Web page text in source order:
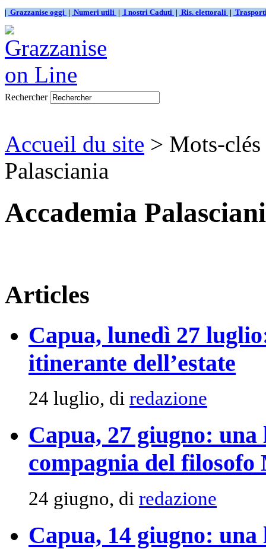
| Grazzanise oggi | Numeri utili | I nostri Caduti | Ris. elettorali |
Rechercher
Accueil du site > Mots-
Palasciania
Accademia
Articles
Capua, lunedì 27
itinerante dell’estate
24 luglio, di redazione
Capua, 27 giugno: una
compagnia del filosofo
24 giugno, di redazione
Capua, 14 giugno: